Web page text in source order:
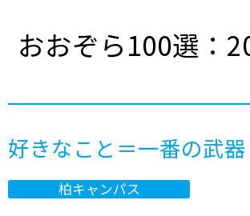
おおぞら100選：
好きなこと＝一番の武器
柏キャンパス